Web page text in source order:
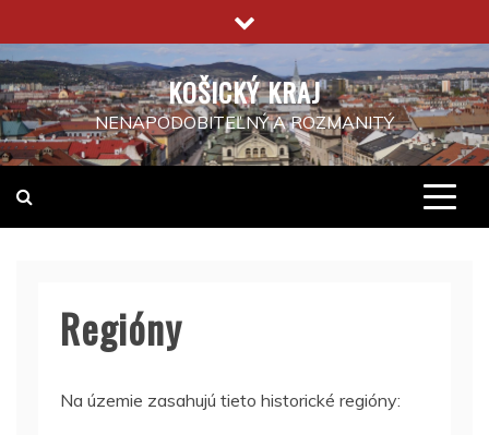
to
content
KOŠICKÝ KRAJ
NENAPODOBITEĽNÝ A ROZMANITÝ
Regióny
Na územie zasahujú tieto historické regióny: